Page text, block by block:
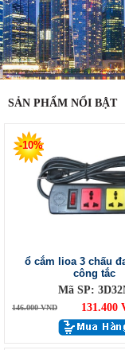
SẢN PHẨM NỔI BẬT
-10%
ổ cắm lioa 3 chấu
công tắc
Mã SP:
146.000 VND 131.400